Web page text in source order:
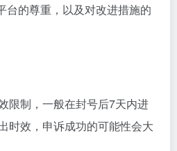
台的尊重，以及对改进措施的
限制，一般在封号后7天内进
时效，申诉成功的可能性会大